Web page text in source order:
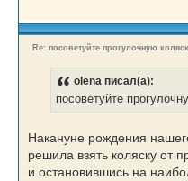
Re: посоветуйте прогулочную
olena писал(а):
посоветуйте
Накануне рождения
решила взять коляску от
и остановившись на